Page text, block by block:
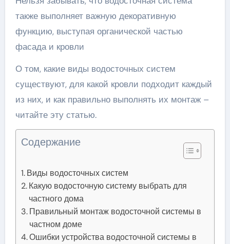
также выполняет важную декоративную
функцию, выступая органической частью
фасада и кровли
О том, какие виды водосточных систем
существуют, для какой кровли подходит каждый
из них, и как правильно выполнять их монтаж –
читайте эту статью.
Содержание
Виды водосточных систем
Какую водосточную систему выбрать для
частного дома
Правильный монтаж водосточной системы в
частном доме
Ошибки устройства водосточной системы в